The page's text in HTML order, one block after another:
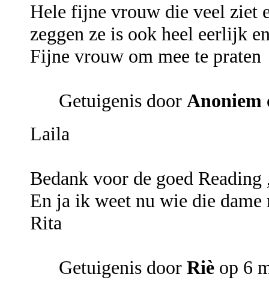
Hele fijne vrouw die veel ziet
zeggen ze is ook heel eerlijk
Fijne vrouw om mee te praten
Getuigenis door Anoniem
Laila
Bedank voor de goed
En ja ik weet nu wie die dame
Rita
Getuigenis door Riè op 6